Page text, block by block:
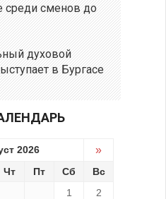
среди сменов до
духовой
в Бургасе
2026 »
Чт Пт Сб
Вс
1
2